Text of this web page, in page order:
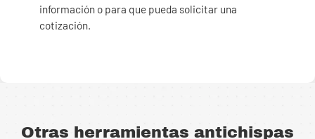
información o para que pueda solicitar una
cotización.
Otras herramientas antichispas